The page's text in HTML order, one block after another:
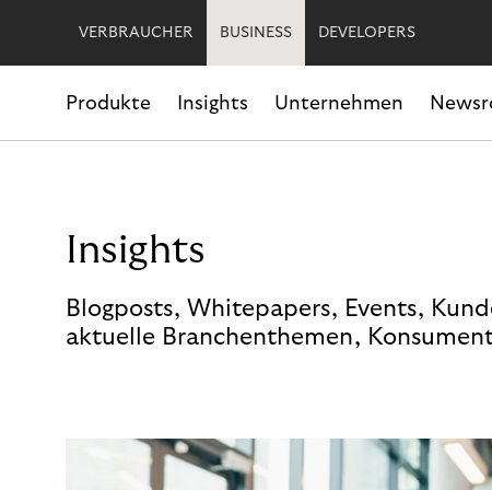
VERBRAUCHER BUSINESS DEVELOPERS
Produkte Insights Unternehmen
Insights
Blogposts, Whitepapers, Events,
aktuelle Branchenthemen,